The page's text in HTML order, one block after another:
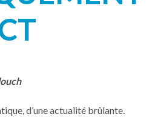
d’une actualité brûlante.